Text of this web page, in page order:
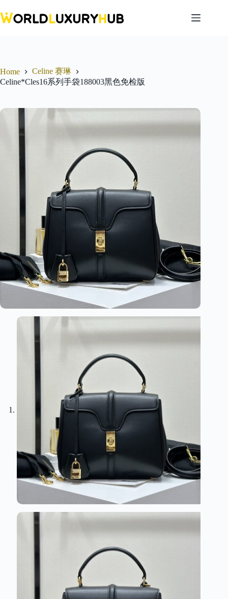
to
content
Home
Celine 赛琳
Celine*Cles16系列手袋188003黑色免检版